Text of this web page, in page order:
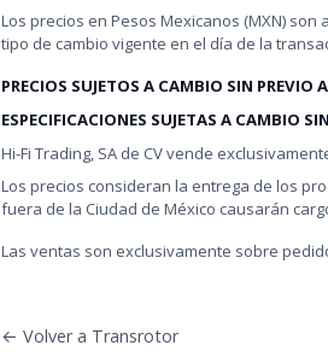
Los precios en Pesos Mexicanos (MXN)
tipo de cambio vigente en el día de la
PRECIOS SUJETOS A CAMBIO SIN PREVIO
ESPECIFICACIONES SUJETAS A CAMBIO
Hi-Fi Trading, SA de CV vende
Los precios consideran la entrega de los
fuera de la Ciudad de México causarán
Las ventas son exclusivamente sobre
← Volver a Transrotor